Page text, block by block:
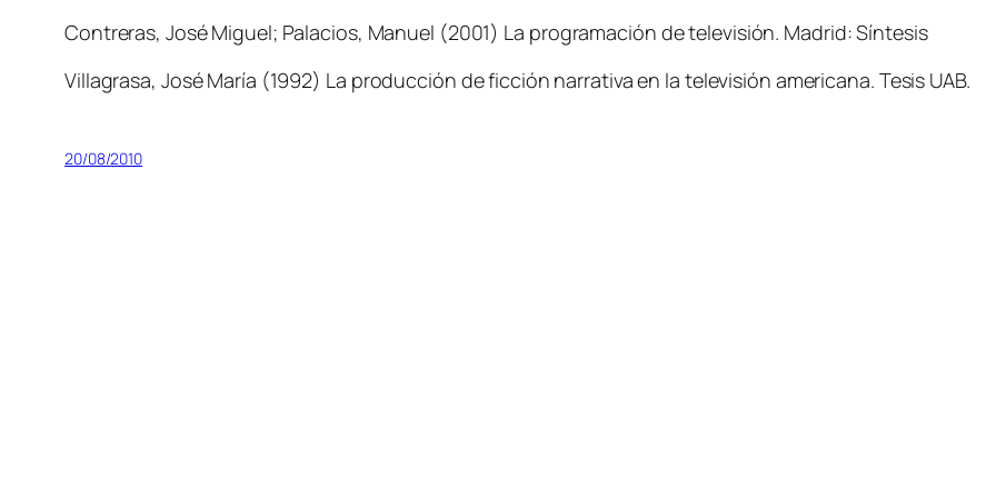
Contreras, José Miguel; Palacios, Manuel (2001) La programación de televisión. Madrid: Síntesis
Villagrasa, José María (1992) La producción de ficción narrativa en la televisión americana. Tesis UAB.
20/08/2010